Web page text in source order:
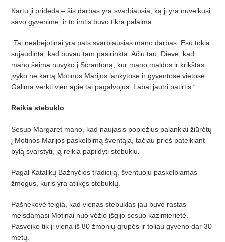
Kartu ji prideda – šis darbas yra svarbiausia, ką ji yra nuveikusi
savo gyvenime, ir to imtis buvo tikra palaima.
„Tai neabejotinai yra pats svarbiausias mano darbas. Esu tokia
sujaudinta, kad buvau tam pasirinkta. Ačiū tau, Dieve, kad
mano šeima nuvyko į Scrantoną, kur mano maldos ir krikštas
įvyko ne kartą Motinos Marijos lankytose ir gyventose vietose.
Galima verkti vien apie tai pagalvojus. Labai jautri patirtis.“
Reikia stebuklo
Sesuo Margaret mano, kad naujasis popiežius palankiai žiūrėtų
į Motinos Marijos paskelbimą šventąja, tačiau prieš pateikiant
bylą svarstyti, ją reikia papildyti stebuklu.
Pagal Katalikų Bažnyčios tradiciją, šventuoju paskelbiamas
žmogus, kuris yra atlikęs stebuklų.
Pašnekovė teigia, kad vienas stebuklas jau buvo rastas –
melsdamasi Motinai nuo vėžio išgijo sesuo kazimierietė.
Pasveiko tik ji viena iš 80 žmonių grupės ir toliau gyveno dar 30
metų.